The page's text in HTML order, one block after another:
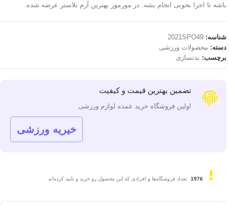
باشه تا اجرا بخوبی انجام بشه. در مورمور بهترین آرم بلاستر عرضه شده.
شناسه: 2021SPO49
دسته: محصولات ورزشی
برچسب: بدنسازی
تضمین بهترین قیمت و کیفیت
اولین فروشگاه خرید عمده لوازم ورزشی
خیریه ورزشی
1976 تعداد فروشگاه‌ها و افرادی که این محصول رو خرید و تایید کرده‌اند